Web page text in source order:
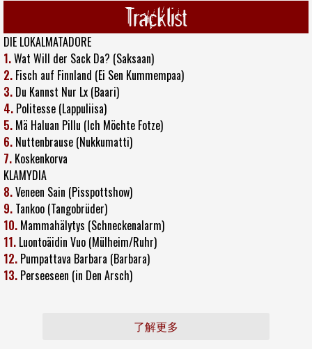
Tracklist
DIE LOKALMATADORE
1.Wat Will der Sack Da? (Saksaan)
2. Fisch auf Finnland (Ei Sen Kummempaa)
3. Du Kannst Nur Lx (Baari)
4. Politesse (Lappuliisa)
5. Mä Haluan Pillu (Ich Möchte Fotze)
6. Nuttenbrause (Nukkumatti)
7. Koskenkorva
KLAMYDIA
8.Veneen Sain (Pisspottshow)
9. Tankoo (Tangobrüder)
10. Mammahälytys (Schneckenalarm)
11. Luontoäidin Vuo (Mülheim/Ruhr)
12. Pumpattava Barbara (Barbara)
13. Perseeseen (in Den Arsch)
了解更多